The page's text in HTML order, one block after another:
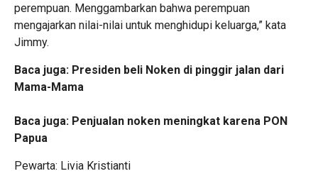
perempuan. Menggambarkan bahwa perempuan
mengajarkan nilai-nilai untuk menghidupi keluarga,” kata
Jimmy.
Baca juga: Presiden beli Noken di pinggir jalan dari
Mama-Mama
Baca juga: Penjualan noken meningkat karena PON
Papua
Pewarta: Livia Kristianti